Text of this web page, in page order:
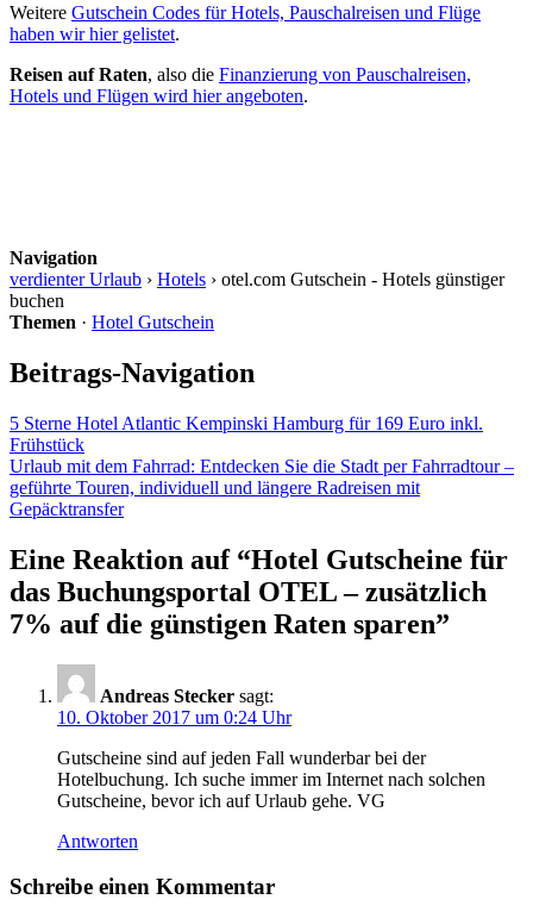
Weitere Gutschein Codes für Hotels, Pauschalreisen und Flüge
haben wir hier gelistet.
Reisen auf Raten, also die Finanzierung von Pauschalreisen,
Hotels und Flügen wird hier angeboten.
Navigation
verdienter Urlaub › Hotels › otel.com Gutschein - Hotels günstiger
buchen
Themen · Hotel Gutschein
Beitrags-Navigation
5 Sterne Hotel Atlantic Kempinski Hamburg für 169 Euro inkl.
Frühstück
Urlaub mit dem Fahrrad: Entdecken Sie die Stadt per Fahrradtour –
geführte Touren, individuell und längere Radreisen mit
Gepäcktransfer
Eine Reaktion auf “Hotel Gutscheine für
das Buchungsportal OTEL – zusätzlich
7% auf die günstigen Raten sparen”
Andreas Stecker sagt:
10. Oktober 2017 um 0:24 Uhr
Gutscheine sind auf jeden Fall wunderbar bei der
Hotelbuchung. Ich suche immer im Internet nach solchen
Gutscheine, bevor ich auf Urlaub gehe. VG
Antworten
Schreibe einen Kommentar